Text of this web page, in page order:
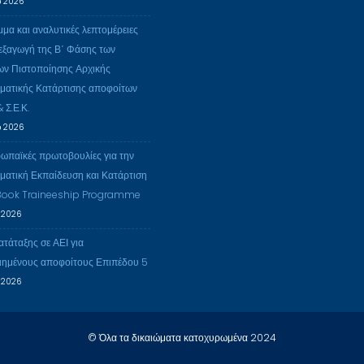
και αναλυτικές λεπτομέρειες
της Β΄ Φάσης των
Πιστοποίησης Αρχικής
Κατάρτισης αποφοίτων
Σ.Ε.Κ.
2026
πρωτοβουλίες για την
Εκπαίδευση και Κατάρτιση
Traineeship Programme
2026
σε ΑΕΙ για
αποφοίτους Επιπέδου 5
2026
© Όλα τα δικαιώματα κατοχυρωμένα 2024